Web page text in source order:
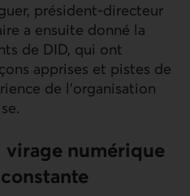
président-directeur
a ensuite donné la
de DID, qui ont
apprises et pistes de
de l’organisation
numérique